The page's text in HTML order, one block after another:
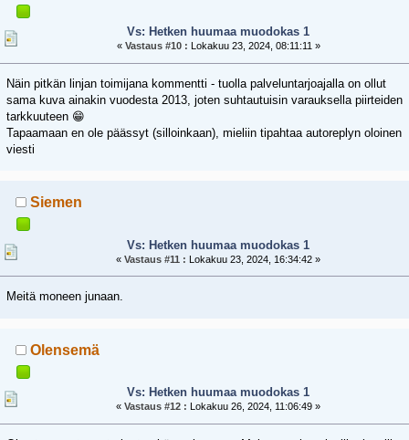
Vs: Hetken huumaa muodokas 1
« Vastaus #10 : Lokakuu 23, 2024, 08:11:11 »
Näin pitkän linjan toimijana kommentti - tuolla palveluntarjoajalla on ollut
sama kuva ainakin vuodesta 2013, joten suhtautuisin varauksella piirteiden
tarkkuuteen 😁
Tapaamaan en ole päässyt (silloinkaan), mieliin tipahtaa autoreplyn oloinen
viesti
Siemen
Vs: Hetken huumaa muodokas 1
«Vastaus #11 : Lokakuu 23, 2024, 16:34:42 »
Meitä moneen junaan.
Olensemä
Vs: Hetken huumaa muodokas 1
«Vastaus #12 : Lokakuu 26, 2024, 11:06:49 »